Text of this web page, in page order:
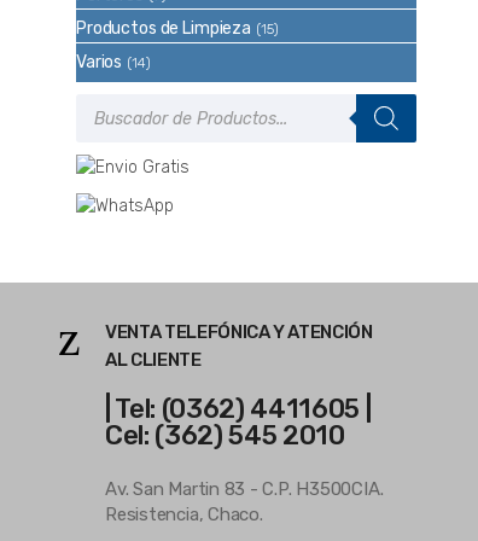
Productos de Limpieza (15)
Varios (14)
de
VENTA TELEFÓNICA Y ATENCIÓN
AL CLIENTE
| Tel: (0362) 4411605 |
Cel: (362) 545 2010
Av. San Martin 83 - C.P. H3500CIA.
Resistencia, Chaco.